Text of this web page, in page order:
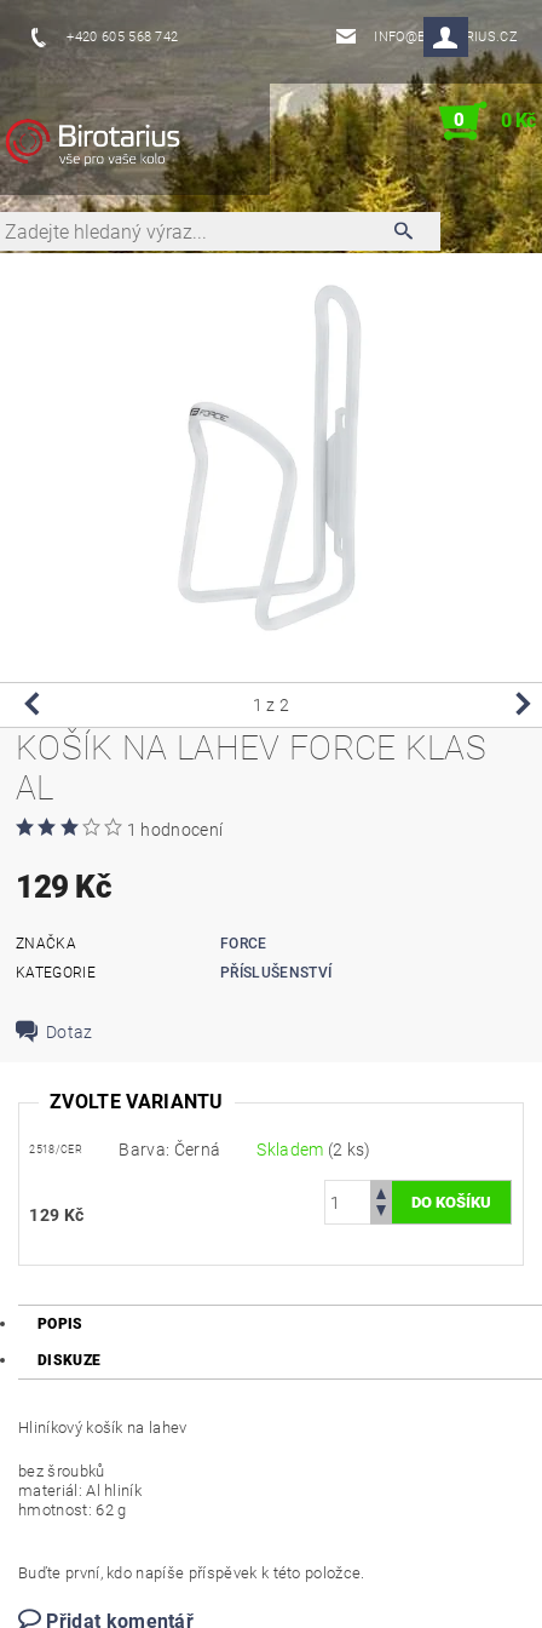
+420 605 568 742 INFO@BIROTARIUS.CZ
0 0 Kč
1 z 2
KOŠÍK NA LAHEV FORCE KLAS
AL
1 hodnocení
129 Kč
ZNAČKA
FORCE
KATEGORIE
PŘÍSLUŠENSTVÍ
Dotaz
ZVOLTE VARIANTU
2518/CER Barva: Černá Skladem (2 ks)
129 Kč
POPIS
DISKUZE
Hliníkový košík na lahev
bez šroubků
materiál: Al hliník
hmotnost: 62 g
Buďte první, kdo napíše příspěvek k této položce.
Přidat komentář